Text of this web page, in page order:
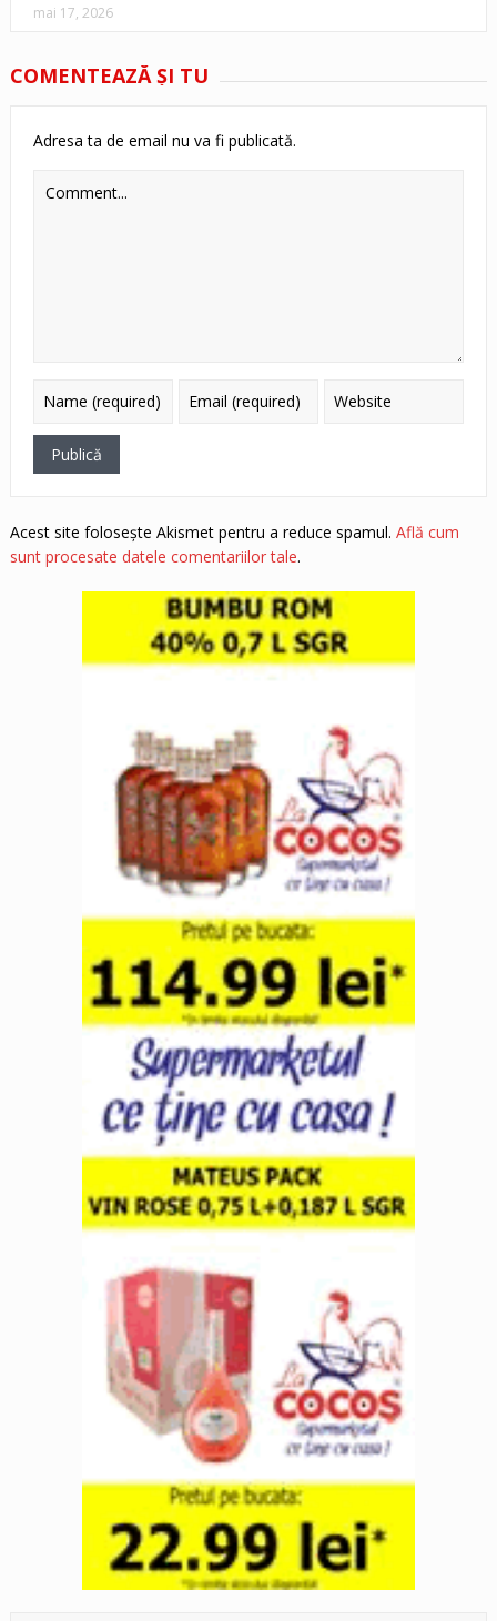
mai 17, 2026
COMENTEAZĂ ŞI TU
Adresa ta de email nu va fi publicată.
Acest site folosește Akismet pentru a reduce spamul. Află cum
sunt procesate datele comentariilor tale.